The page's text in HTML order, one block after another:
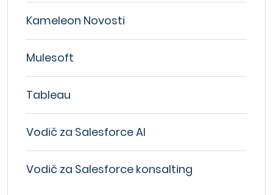
Kameleon Novosti
Mulesoft
Tableau
Vodič za Salesforce AI
Vodič za Salesforce konsalting